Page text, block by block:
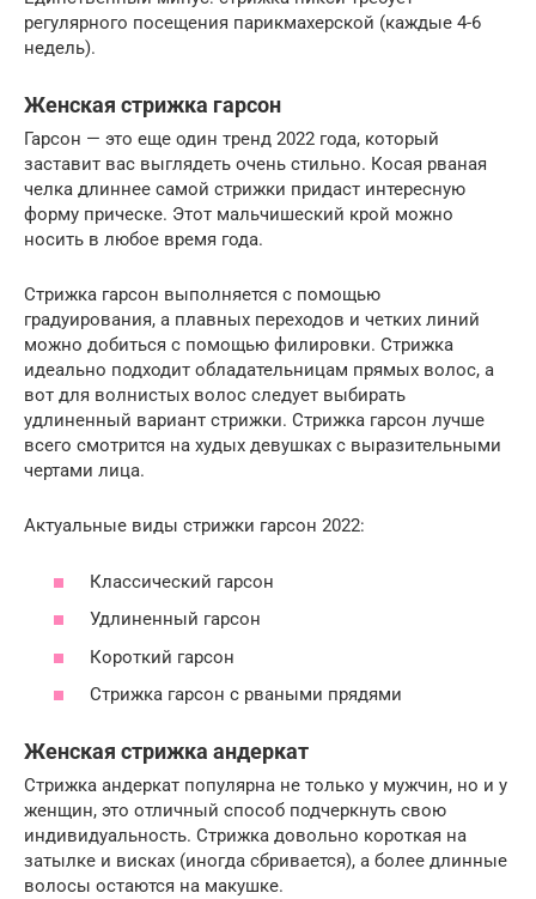
регулярного посещения парикмахерской (каждые 4-6
недель).
Женская стрижка гарсон
Гарсон — это еще один тренд 2022 года, который
заставит вас выглядеть очень стильно. Косая рваная
челка длиннее самой стрижки придаст интересную
форму прическе. Этот мальчишеский крой можно
носить в любое время года.
Стрижка гарсон выполняется с помощью
градуирования, а плавных переходов и четких линий
можно добиться с помощью филировки. Стрижка
идеально подходит обладательницам прямых волос, а
вот для волнистых волос следует выбирать
удлиненный вариант стрижки. Стрижка гарсон лучше
всего смотрится на худых девушках с выразительными
чертами лица.
Актуальные виды стрижки гарсон 2022:
Классический гарсон
Удлиненный гарсон
Короткий гарсон
Стрижка гарсон с рваными прядями
Женская стрижка андеркат
Стрижка андеркат популярна не только у мужчин, но и у
женщин, это отличный способ подчеркнуть свою
индивидуальность. Стрижка довольно короткая на
затылке и висках (иногда сбривается), а более длинные
волосы остаются на макушке.